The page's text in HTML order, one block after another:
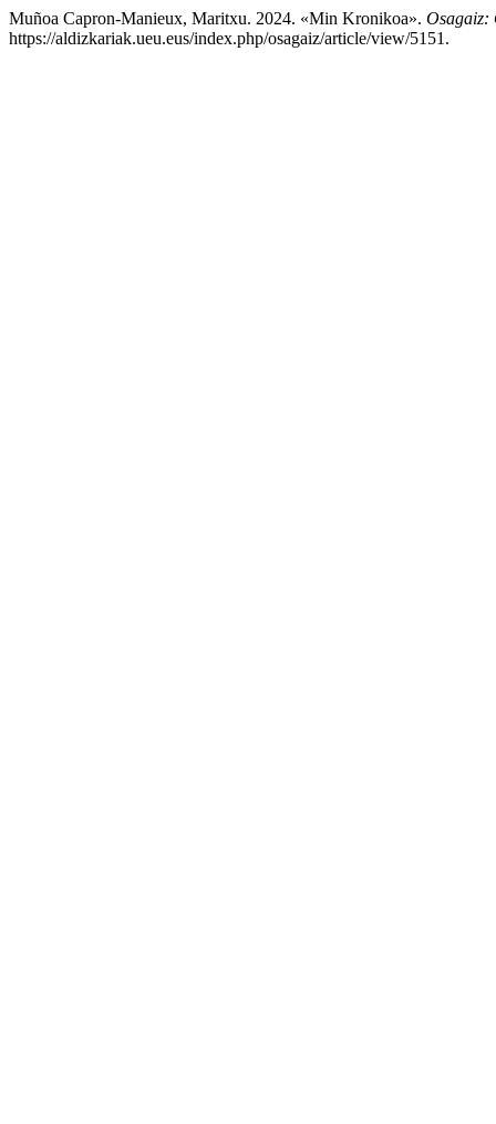
Muñoa Capron-Manieux, Maritxu. 2024. «Min Kronikoa». Osagaiz:
https://aldizkariak.ueu.eus/index.php/osagaiz/article/view/5151.